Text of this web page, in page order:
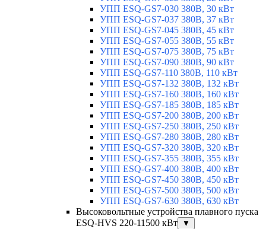
УПП ESQ-GS7-030 380В, 30 кВт
УПП ESQ-GS7-037 380В, 37 кВт
УПП ESQ-GS7-045 380В, 45 кВт
УПП ESQ-GS7-055 380В, 55 кВт
УПП ESQ-GS7-075 380В, 75 кВт
УПП ESQ-GS7-090 380В, 90 кВт
УПП ESQ-GS7-110 380В, 110 кВт
УПП ESQ-GS7-132 380В, 132 кВт
УПП ESQ-GS7-160 380В, 160 кВт
УПП ESQ-GS7-185 380В, 185 кВт
УПП ESQ-GS7-200 380В, 200 кВт
УПП ESQ-GS7-250 380В, 250 кВт
УПП ESQ-GS7-280 380В, 280 кВт
УПП ESQ-GS7-320 380В, 320 кВт
УПП ESQ-GS7-355 380В, 355 кВт
УПП ESQ-GS7-400 380В, 400 кВт
УПП ESQ-GS7-450 380В, 450 кВт
УПП ESQ-GS7-500 380В, 500 кВт
УПП ESQ-GS7-630 380В, 630 кВт
Высоковольтные устройства плавного пуска
ESQ-HVS 220-11500 кВт
▼